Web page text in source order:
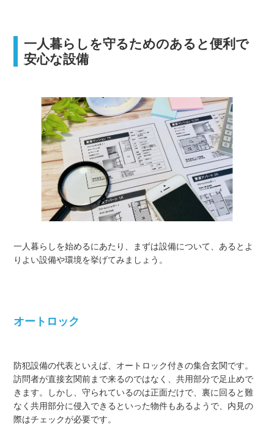
一人暮らしを守るためのあると便利で
安心な設備
一人暮らしを始めるにあたり、まずは設備について、あるとよ
りよい設備や環境を挙げてみましょう。
オートロック
防犯設備の代表といえば、オートロック付きの集合玄関です。
訪問者が直接玄関前まで来るのではなく、共用部分で足止めで
きます。しかし、守られているのは正面だけで、裏に回ると難
なく共用部分に侵入できるといった物件もあるようで、内見の
際はチェックが必要です。